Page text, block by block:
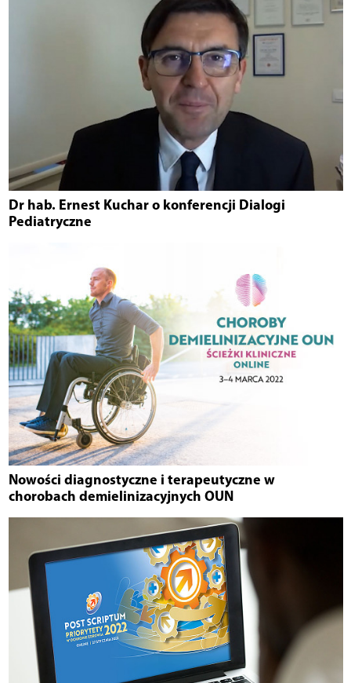
Dr hab. Ernest Kuchar o konferencji Dialogi
Pediatryczne
Nowości diagnostyczne i terapeutyczne w
chorobach demielinizacyjnych OUN